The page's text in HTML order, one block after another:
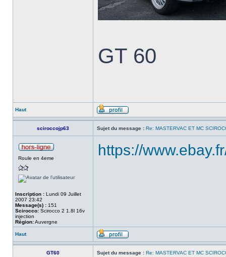
GT 60
Haut
sciroccojp63 Sujet du message : Re: MASTERVAC ET MC
Roule en 4eme
Inscription : Lundi 09 Juillet
2007 23:42
Message(s) : 151
Scirocco: Scirocco 2 1.8l 16v
injection
Région:Auvergne
https://
Haut
GT60 Sujet du message : Re: MASTERVAC ET MC